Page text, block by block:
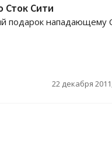
Сток Сити
подарок нападающему
22 декабря